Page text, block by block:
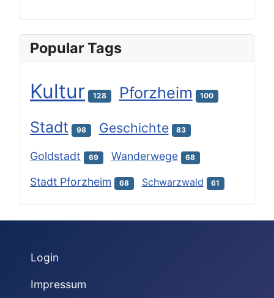
Popular Tags
Kultur 128 Pforzheim 100
Stadt 98 Geschichte 83
Goldstadt 69 Wanderwege 68
Stadt Pforzheim 68 Schwarzwald 61
Login
Impressum